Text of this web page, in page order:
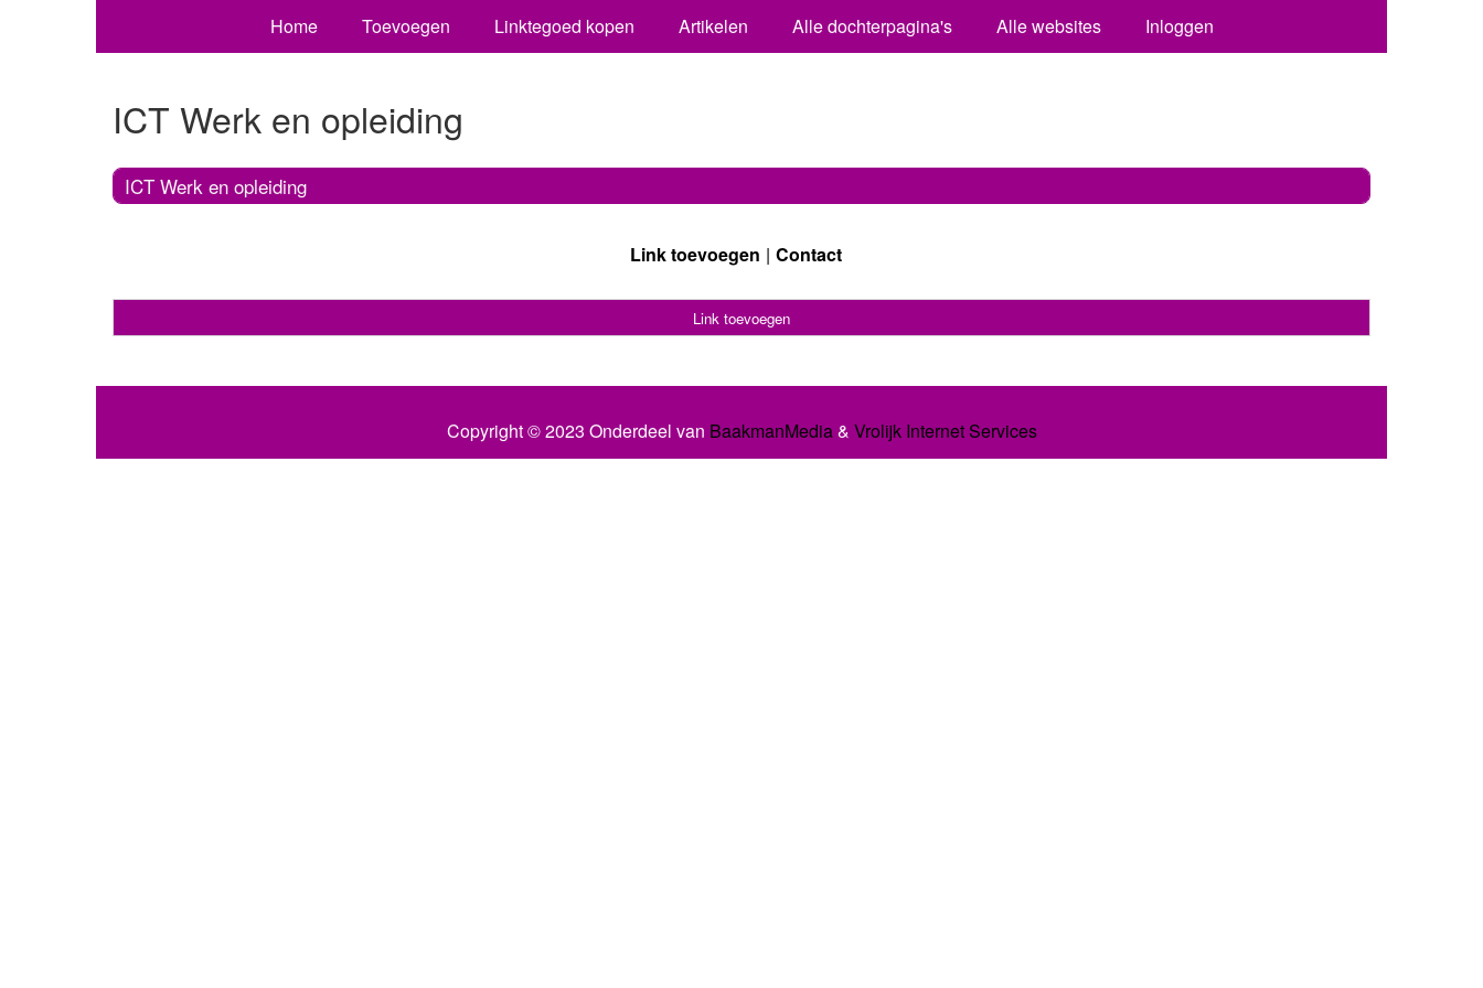
Home Toevoegen Linktegoed kopen Artikelen Alle dochterpagina's Alle websites Inloggen
ICT Werk en opleiding
ICT Werk en opleiding
Link toevoegen Contact
Link toevoegen
Copyright © 2023 Onderdeel van BaakmanMedia& Vrolijk Internet Services